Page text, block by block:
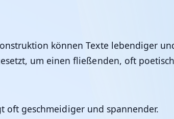
können Texte lebendiger
um einen fließenden, oft
oft geschmeidiger und spannender.